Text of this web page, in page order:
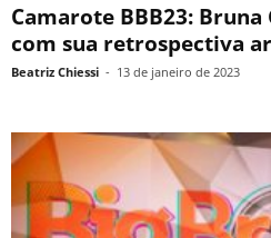
Camarote BBB23:
com sua retrospectiva
Beatriz Chiessi - 13 de janeiro de 2023